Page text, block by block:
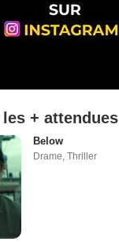
+ attendues
Below
Drame, Thriller